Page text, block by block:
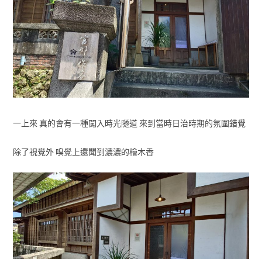
一上來 真的會有一種闖入時光隧道 來到當時日治時期的氛圍錯覺
除了視覺外 嗅覺上還聞到濃濃的檜木香